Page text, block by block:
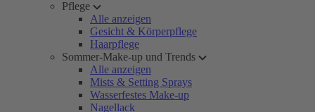
Pflege
Alle anzeigen
Gesicht & Körperpflege
Haarpflege
Sommer-Make-up und Trends
Alle anzeigen
Mists & Setting Sprays
Wasserfestes Make-up
Nagellack